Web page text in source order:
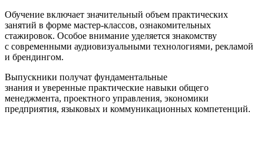
Обучение включает значительный объем практических
занятий в форме мастер-классов, ознакомительных
стажировок. Особое внимание уделяется знакомству
с современными аудиовизуальными технологиями, рекламой
и брендингом.
Выпускники получат фундаментальные
знания и уверенные практические навыки общего
менеджмента, проектного управления, экономики
предприятия, языковых и коммуникационных компетенций.